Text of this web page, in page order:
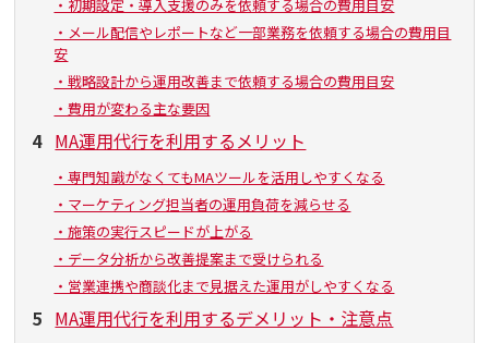
・初期設定・導入支援のみを依頼する場合の費用目安
・メール配信やレポートなど一部業務を依頼する場合の費用目
安
・戦略設計から運用改善まで依頼する場合の費用目安
・費用が変わる主な要因
4 MA運用代行を利用するメリット
・専門知識がなくてもMAツールを活用しやすくなる
・マーケティング担当者の運用負荷を減らせる
・施策の実行スピードが上がる
・データ分析から改善提案まで受けられる
・営業連携や商談化まで見据えた運用がしやすくなる
5 MA運用代行を利用するデメリット・注意点